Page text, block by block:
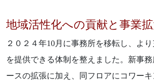
地域活性化への貢献と事業
２０２４年10月に事務所を移転し、よ
を提供できる体制を整えました。新事
ースの拡張に加え、同フロアにコワー